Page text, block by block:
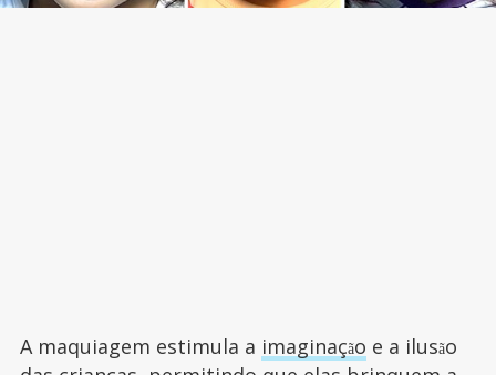
A maquiagem estimula a imaginação e a ilusão